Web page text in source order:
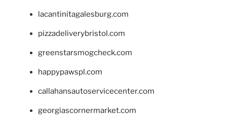
lacantinitagalesburg.com
pizzadeliverybristol.com
greenstarsmogcheck.com
happypawspl.com
callahansautoservicecenter.com
georgiascornermarket.com